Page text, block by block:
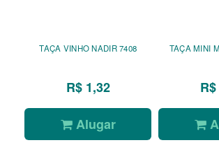
TAÇA VINHO NADIR 7408
R$ 1,32
Alugar
TAÇA MINI